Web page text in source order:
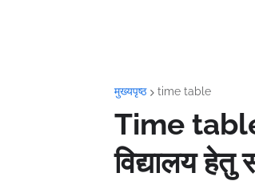
मुख्यपृष्ठ time table
Time
विद्यालय हेतु